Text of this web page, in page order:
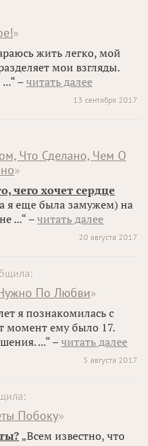
»
жить легко, мой
мои взгляды.
– читать далее
13 сентября 2017
Что Сделано, Чем О
»
чего хочет сердце
я еще была замужем) на
...“ – читать далее
20 августа 2017
По Любви»
я познакомилась с
момент ему было 17.
...“ – читать далее
5 августа 2017
Побоку»
„Всем известно, что